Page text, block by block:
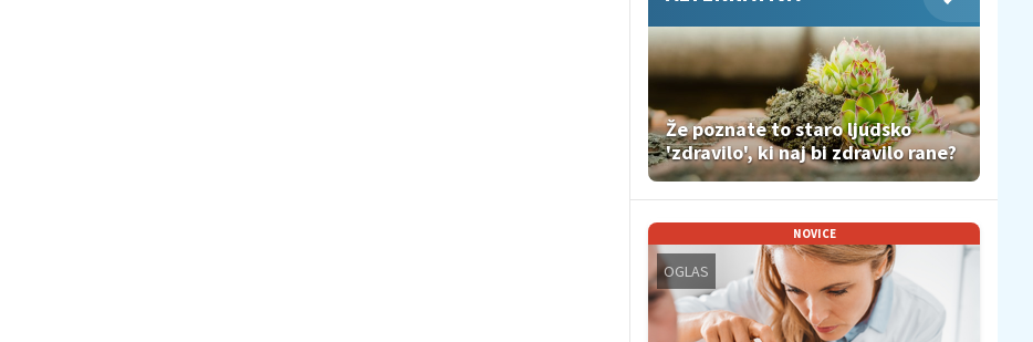
Že poznate to staro ljudsko
'zdravilo', ki naj bi zdravilo rane?
NOVICE
OGLAS